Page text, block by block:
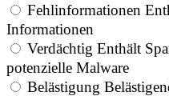
Fehlinformationen
Informationen
Verdächtig Enthält
potenzielle Malware
Belästigung